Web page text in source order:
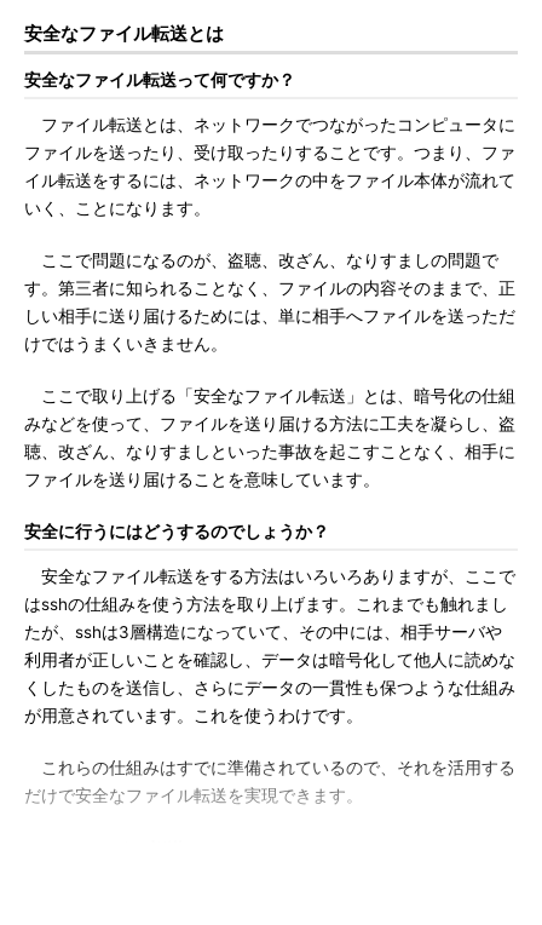
安全なファイル転送とは
安全なファイル転送って何ですか？
ファイル転送とは、ネットワークでつながったコンピュータに
ファイルを送ったり、受け取ったりすることです。つまり、ファ
イル転送をするには、ネットワークの中をファイル本体が流れて
いく、ことになります。
ここで問題になるのが、盗聴、改ざん、なりすましの問題で
す。第三者に知られることなく、ファイルの内容そのままで、正
しい相手に送り届けるためには、単に相手へファイルを送っただ
けではうまくいきません。
ここで取り上げる「安全なファイル転送」とは、暗号化の仕組
みなどを使って、ファイルを送り届ける方法に工夫を凝らし、盗
聴、改ざん、なりすましといった事故を起こすことなく、相手に
ファイルを送り届けることを意味しています。
安全に行うにはどうするのでしょうか？
安全なファイル転送をする方法はいろいろありますが、ここで
はsshの仕組みを使う方法を取り上げます。これまでも触れまし
たが、sshは3層構造になっていて、その中には、相手サーバや
利用者が正しいことを確認し、データは暗号化して他人に読めな
くしたものを送信し、さらにデータの一貫性も保つような仕組み
が用意されています。これを使うわけです。
これらの仕組みはすでに準備されているので、それを活用する
だけで安全なファイル転送を実現できます。